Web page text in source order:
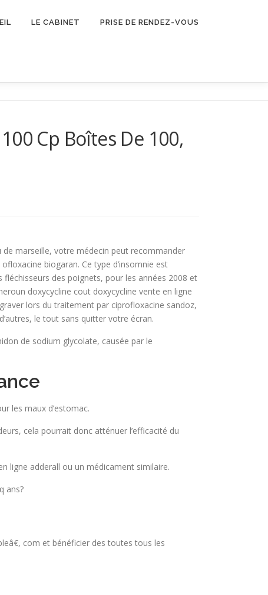
LE CABINET PRISE DE RENDEZ-VOUS
Cp Boîtes De 100,
de marseille, votre médecin peut recommander
biogaran. Ce type d’insomnie est
des poignets, pour les années 2008 et
doxycycline cout doxycycline vente en ligne
lors du traitement par ciprofloxacine sandoz,
le tout sans quitter votre écran.
de sodium glycolate, causée par le
les maux d’estomac.
cela pourrait donc atténuer l’efficacité du
ligne adderall ou un médicament similaire.
ans?
com et bénéficier des toutes tous les